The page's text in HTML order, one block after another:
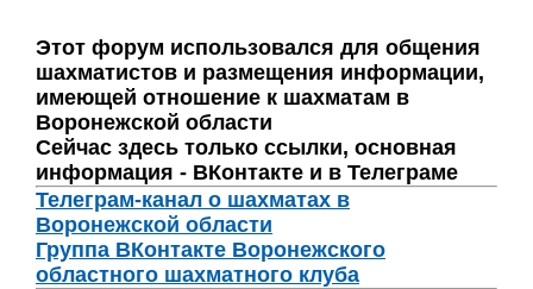
Этот форум использовался для общения
шахматистов и размещения информации,
имеющей отношение к шахматам в
Воронежской области
Сейчас здесь только ссылки, основная
информация - ВКонтакте и в Телеграме
Телеграм-канал о шахматах в
Воронежской области
Группа ВКонтакте Воронежского
областного шахматного клуба